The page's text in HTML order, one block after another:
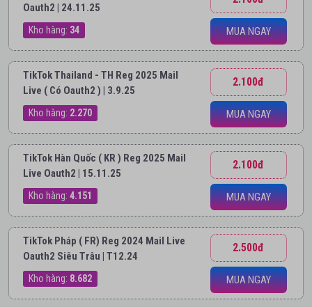
Oauth2 | 24.11.25
Kho hàng: 34 MUA NGAY
TikTok Thailand - TH Reg 2025 Mail
Live ( Có Oauth2 ) | 3.9.25
Kho hàng: 2.270
2.100đ
MUA NGAY
TikTok Hàn Quốc ( KR ) Reg 2025 Mail
Live Oauth2 | 15.11.25
Kho hàng: 4.151
2.100đ
MUA NGAY
TikTok Pháp ( FR) Reg 2024 Mail Live
Oauth2 Siêu Trâu | T12.24
Kho hàng: 8.682
2.500đ
MUA NGAY